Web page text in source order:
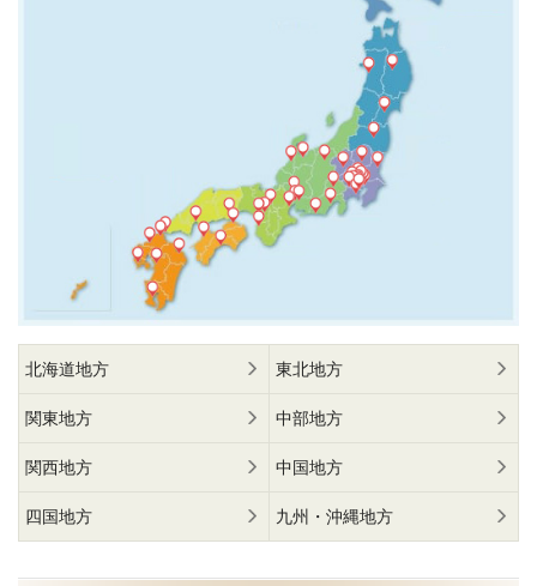
北海道地方 東北地方
関東地方 中部地方
関西地方 中国地方
四国地方 九州・沖縄地方